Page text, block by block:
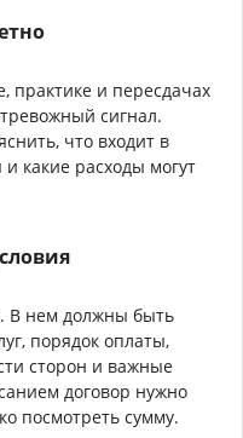
практике и пересдачах
сигнал.
что входит в
и какие расходы могут
В нем должны быть
порядок оплаты,
сторон и важные
договор нужно
посмотреть сумму.